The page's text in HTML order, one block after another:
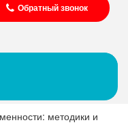
Обратный звонок
методики и